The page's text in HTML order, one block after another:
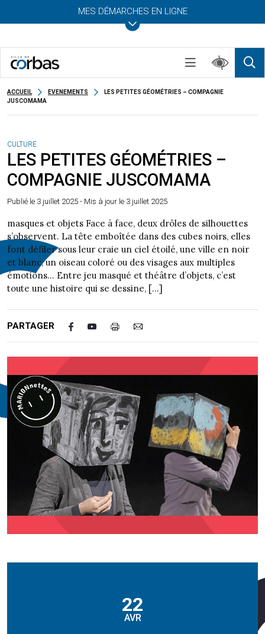
MES DÉMARCHES EN LIGNE
ACCUEIL EVENEMENTS
LES PETITES GÉOMÉTRIES – COMPAGNIE
JUSCOMAMA
CULTURE
LES PETITES GÉOMÉTRIES –
COMPAGNIE JUSCOMAMA
Publié le 3 juillet 2025 - Mis à jour le 3 juillet 2025
masques et objets Face à face, deux drôles de silhouettes
s’observent. La tête emboîtée dans des cubes noirs, elles
font défiler sous leur craie un ciel étoilé, une ville en noir
et blanc, un oiseau coloré ou des visages aux multiples
émotions… Entre jeu masqué et théâtre d’objets, c’est
toute une histoire qui se dessine, […]
PARTAGER
22
AVR